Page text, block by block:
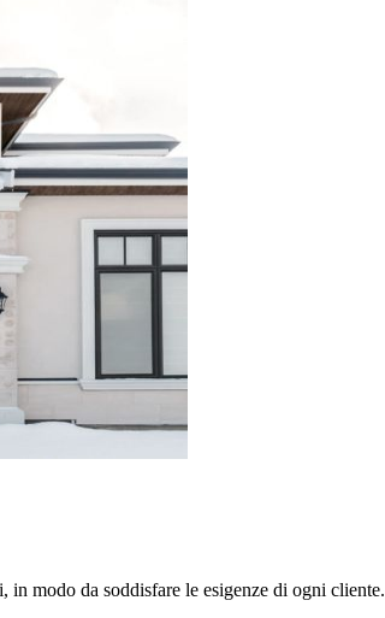
modo da soddisfare le esigenze di ogni cliente.